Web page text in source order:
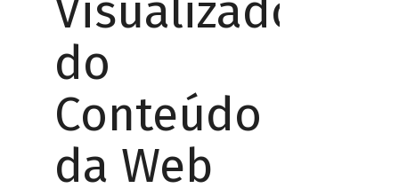
Visualizador
do
Conteúdo
da Web